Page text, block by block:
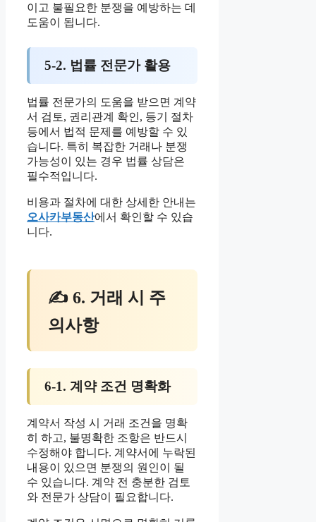
이고 불필요한 분쟁을 예방하는 데
도움이 됩니다.
5-2. 법률 전문가 활용
법률 전문가의 도움을 받으면 계약
서 검토, 권리관계 확인, 등기 절차
등에서 법적 문제를 예방할 수 있
습니다. 특히 복잡한 거래나 분쟁
가능성이 있는 경우 법률 상담은
필수적입니다.
비용과 절차에 대한 상세한 안내는
오사카부동산에서 확인할 수 있습
니다.
✍ 6. 거래 시 주
의사항
6-1. 계약 조건 명확화
계약서 작성 시 거래 조건을 명확
히 하고, 불명확한 조항은 반드시
수정해야 합니다. 계약서에 누락된
내용이 있으면 분쟁의 원인이 될
수 있습니다. 계약 전 충분한 검토
와 전문가 상담이 필요합니다.